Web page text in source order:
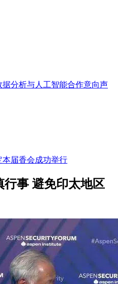
分析与人工智能合作意向声
届香会成功举行
事 避免印太地区